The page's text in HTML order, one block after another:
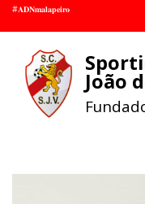
#𝐀𝐃𝐍𝐦𝐚𝐥𝐚𝐩𝐞𝐢𝐫𝐨
João